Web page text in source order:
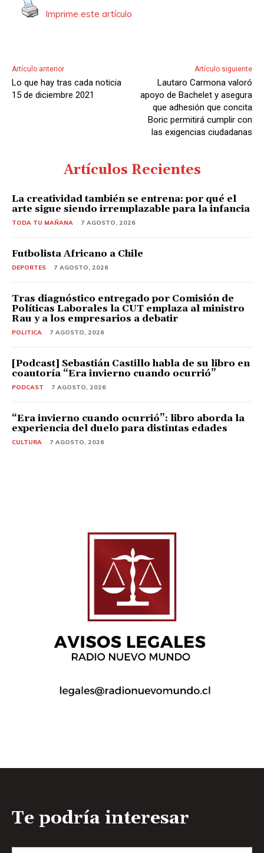
Imprime este artículo
Artículo anterior
Lo que hay tras cada noticia
15 de diciembre 2021
Artículo siguiente
Lautaro Carmona valoró
apoyo de Bachelet y asegura
que adhesión que concita
Boric permitirá cumplir con
las exigencias ciudadanas
Artículos Recientes
La creatividad también se entrena: por qué el
arte sigue siendo irremplazable para la infancia
TODA TU MAÑANA 7 AGOSTO, 2026
Futbolista Africano a Chile
DEPORTES 7 AGOSTO, 2026
Tras diagnóstico entregado por Comisión de
Políticas Laborales la CUT emplaza al ministro
Rau y a los empresarios a debatir
POLITICA 7 AGOSTO, 2026
[Podcast] Sebastián Castillo habla de su libro en
coautoría “Era invierno cuando ocurrió”
PODCAST 7 AGOSTO, 2026
“Era invierno cuando ocurrió”: libro aborda la
experiencia del duelo para distintas edades
CULTURA 7 AGOSTO, 2026
Te podría interesar